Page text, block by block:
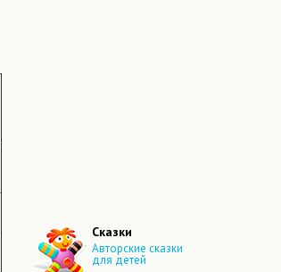
Сказки
Авторские сказки
для детей